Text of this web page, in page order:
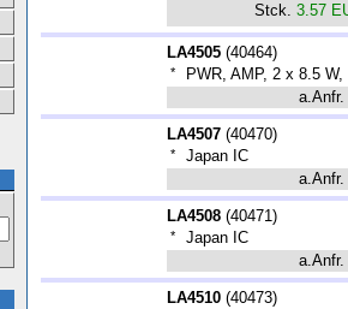
Stck. 3.57
LA4505 (40464)
*
PWR, AMP, 2 x 8.5
a.Anfr.
LA4507 (40470)
*
Japan IC
a.Anfr.
LA4508 (40471)
*
Japan IC
a.Anfr.
LA4510 (40473)